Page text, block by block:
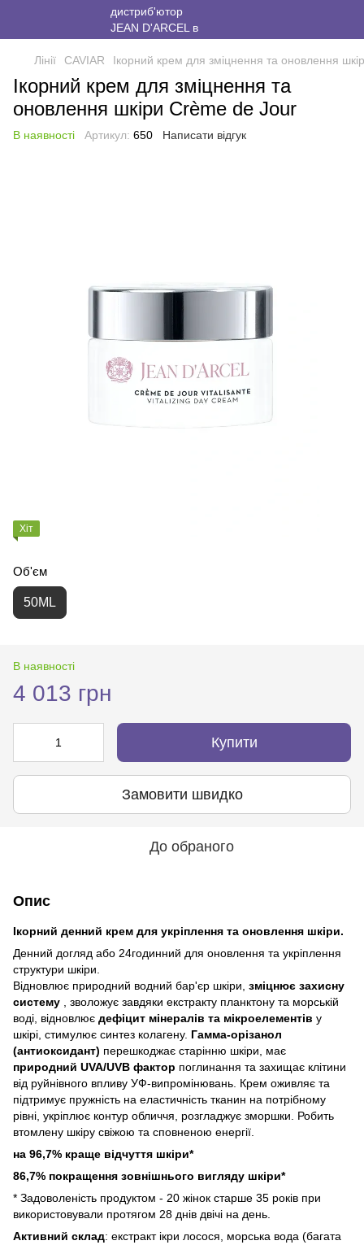
Лінії CAVIAR Ікорний крем для зміцнення та оновлення
Ікорний крем для зміцнення та
оновлення шкіри Crème de Jour
В наявності Артикул: 650 Написати відгук
Хіт
Об'єм
50ML
В наявності
4 013 грн
Купити
Замовити швидко
До обраного
Опис
Ікорний денний крем для укріплення та оновлення шкіри.
Денний догляд або 24годинний для оновлення та укріплення
структури шкіри.
Відновлює природний водний бар'єр шкіри, зміцнює захисну
систему
, зволожує завдяки екстракту планктону та морській
воді, відновлює дефіцит мінералів та мікроелементів у
шкірі, стимулює синтез колагену. Гамма-орізанол
(антиоксидант) перешкоджає старінню шкіри, має
природний UVA/UVB фактор поглинання та захищає клітини
від руйнівного впливу УФ-випромінювань. Крем оживляє та
підтримує пружність на еластичність тканин на потрібному
рівні, укріплює контур обличчя, розгладжує зморшки. Робить
втомлену шкіру свіжою та сповненою енергії.
на 96,7% краще відчуття шкіри*
86,7% покращення зовнішнього вигляду шкіри*
* Задоволеність продуктом - 20 жінок старше 35 років при
використовували протягом 28 днів двічі на день.
Активний склад: екстракт ікри лосося, морська вода (багата